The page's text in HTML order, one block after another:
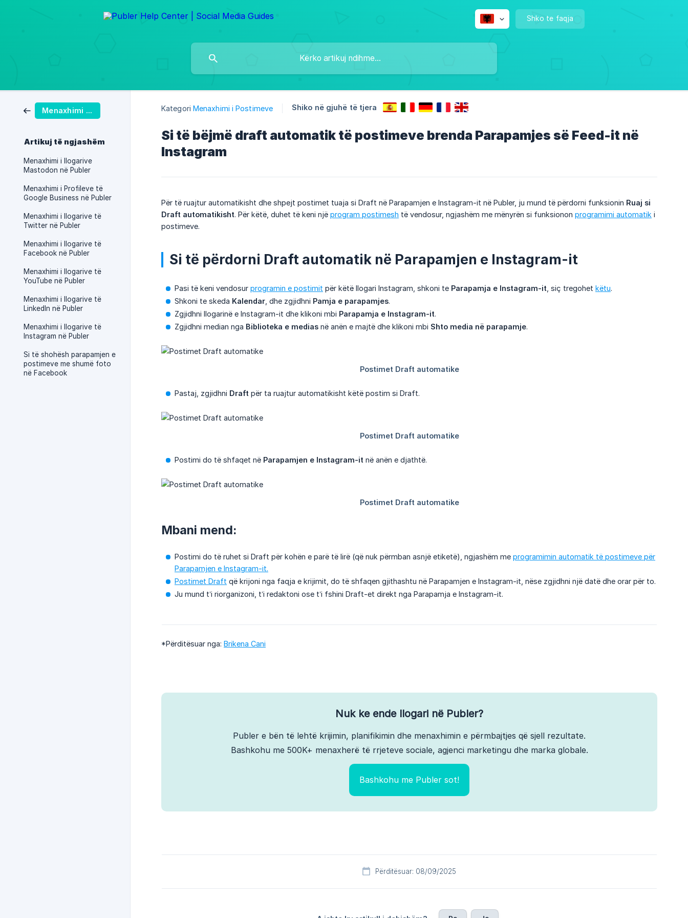
Shko te faqja
Menaxhimi i Postimeve
Artikuj të ngjashëm
Menaxhimi i llogarive
Mastodon në Publer
Menaxhimi i Profileve të
Google Business në Publer
Menaxhimi i llogarive të
Twitter në Publer
Menaxhimi i llogarive të
Facebook në Publer
Menaxhimi i llogarive të
YouTube në Publer
Menaxhimi i llogarive të
LinkedIn në Publer
Menaxhimi i llogarive të
Instagram në Publer
Si të shohësh parapamjen e
postimeve me shumë foto
në Facebook
Kategori Menaxhimi i Postimeve Shiko në gjuhë të tjera
Si të bëjmë draft automatik të postimeve brenda Parapamjes së Feed-it në
Instagram
Për të ruajtur automatikisht dhe shpejt postimet tuaja si Draft në Parapamjen e Instagram-it në Publer, ju mund të përdorni funksionin Ruaj si
Draft automatikisht. Për këtë, duhet të keni një program postimesh të vendosur, ngjashëm me mënyrën si funksionon programimi automatik i
postimeve.
Si të përdorni Draft automatik në Parapamjen e Instagram-it
Pasi të keni vendosur programin e postimit për këtë llogari Instagram, shkoni te Parapamja e Instagram-it , siç tregohet këtu.
Shkoni te skeda Kalendar , dhe zgjidhni Pamja e parapamjes.
Zgjidhni llogarinë e Instagram-it dhe klikoni mbi Parapamja e Instagram-it.
Zgjidhni median nga Biblioteka e medias në anën e majtë dhe klikoni mbi Shto media në parapamje.
Pastaj, zgjidhni Draft për ta ruajtur automatikisht këtë postim si Draft.
Postimi do të shfaqet në Parapamjen e Instagram-it në anën e djathtë.
Mbani mend:
Postimi do të ruhet si Draft për kohën e parë të lirë (që nuk përmban asnjë etiketë), ngjashëm me programimin automatik të postimeve për
Parapamjen e Instagram-it.
Postimet Draft që krijoni nga faqja e krijimit, do të shfaqen gjithashtu në Parapamjen e Instagram-it, nëse zgjidhni një datë dhe orar për to.
Ju mund t’i riorganizoni, t’i redaktoni ose t’i fshini Draft-et direkt nga Parapamja e Instagram-it.
*Përditësuar nga: Brikena Cani
Nuk ke ende llogari në Publer?
Publer e bën të lehtë krijimin, planifikimin dhe menaxhimin e përmbajtjes që sjell rezultate.
Bashkohu me 500K+ menaxherë të rrjeteve sociale, agjenci marketingu dhe marka globale.
Bashkohu me Publer sot!
Përditësuar: 08/09/2025